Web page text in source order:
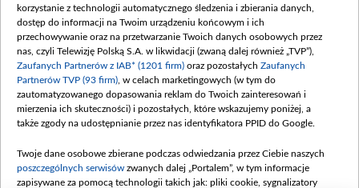
Białoruś / Polska
Czytelnia
Centrum Europy
O nas
Kontakt
Informacje o nadawcy
Serwisy partnerskie
belsat.eu
korzystanie z technologii automatycznego śledzenia i zbierania danych,
dostęp do informacji na Twoim urządzeniu końcowym i ich
przechowywanie oraz na przetwarzanie Twoich danych osobowych przez
nas, czyli Telewizję Polską S.A. w likwidacji (zwaną dalej również „TVP”),
Zaufanych Partnerów z IAB* (1201 firm) oraz pozostałych Zaufanych
Partnerów TVP (93 firm) , w celach marketingowych (w tym do
zautomatyzowanego dopasowania reklam do Twoich zainteresowań i
mierzenia ich skuteczności) i pozostałych, które wskazujemy poniżej, a
także zgody na udostępnianie przez nas identyfikatora PPID do Google.
Twoje dane osobowe zbierane podczas odwiedzania przez Ciebie naszych
poszczególnych serwisów zwanych dalej „Portalem”, w tym informacje
zapisywane za pomocą technologii takich jak: pliki cookie, sygnalizatory